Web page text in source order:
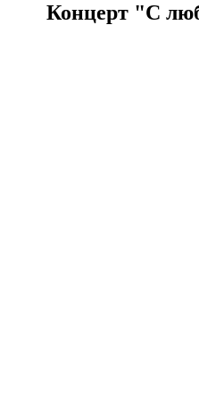
Концерт "С